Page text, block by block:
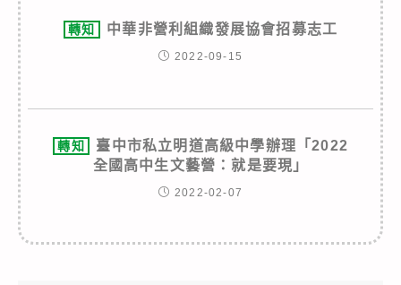
轉知 中華非營利組織發展協會招募志工
2022-09-15
轉知
臺中市私立明道高級中學辦理「2022
全國高中生文藝營：就是要現」
2022-02-07